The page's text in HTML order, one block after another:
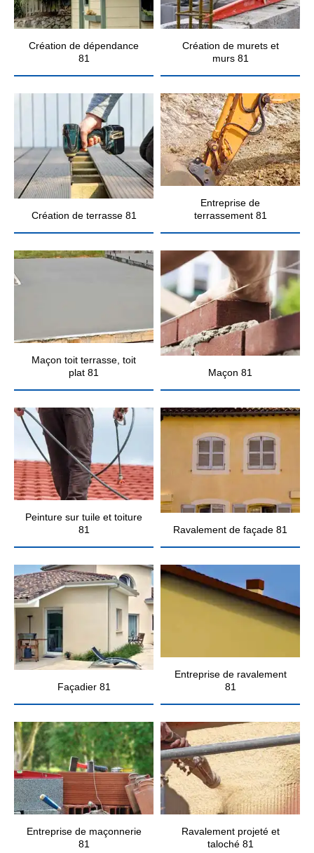
Création de dépendance
81
Création de murets et
murs 81
Création de terrasse 81
Entreprise de
terrassement 81
Maçon toit terrasse, toit
plat 81
Maçon 81
Peinture sur tuile et toiture
81
Ravalement de façade 81
Façadier 81
Entreprise de ravalement
81
Entreprise de maçonnerie
81
Ravalement projeté et
taloché 81